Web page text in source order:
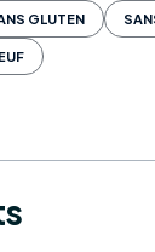
GLUTEN